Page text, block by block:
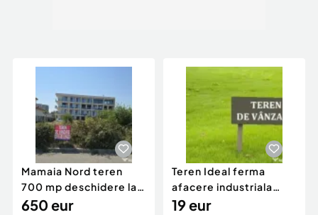
Mamaia Nord teren
700 mp deschidere la
D24 si D25
650 eur
Teren Ideal ferma
afacere industriala
deschidere 71 ml la
19 eur